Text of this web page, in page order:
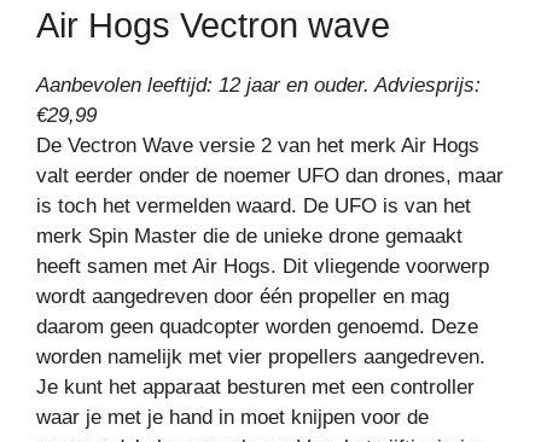
Air Hogs Vectron wave
Aanbevolen leeftijd: 12 jaar en ouder. Adviesprijs:
€29,99
De Vectron Wave versie 2 van het merk Air Hogs
valt eerder onder de noemer UFO dan drones, maar
is toch het vermelden waard. De UFO is van het
merk Spin Master die de unieke drone gemaakt
heeft samen met Air Hogs. Dit vliegende voorwerp
wordt aangedreven door één propeller en mag
daarom geen quadcopter worden genoemd. Deze
worden namelijk met vier propellers aangedreven.
Je kunt het apparaat besturen met een controller
waar je met je hand in moet knijpen voor de